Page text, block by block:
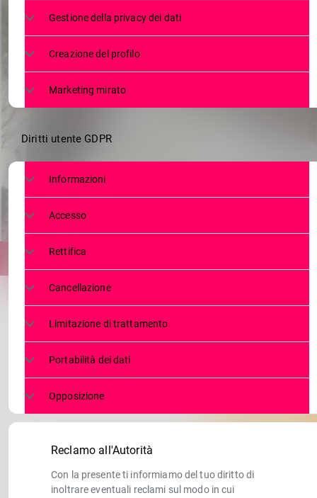
“MISURE
REALTÀ
Gestione della privacy dei dati
Creazione del profilo
Marketing mirato
Diritti utente GDPR
Informazioni
Accesso
Rettifica
Cancellazione
Limitazione di trattamento
Portabilità dei dati
Opposizione
Reclamo all'Autorità
Con la presente ti informiamo del tuo diritto di
inoltrare eventuali reclami sul modo in cui